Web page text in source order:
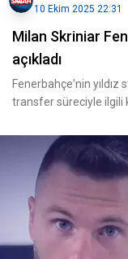
10 Ekim 2025 22:31
Milan Skriniar
açıkladı
Fenerbahçe'nin yıldız
transfer süreciyle ilgili